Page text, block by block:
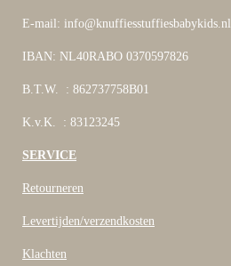
E-mail: info@knuffiesstuffiesbabykids.nl
IBAN: NL40RABO 0370597826
B.T.W. : 862737758B01
K.v.K. : 83123245
SERVICE
Retourneren
Levertijden/verzendkosten
Klachten